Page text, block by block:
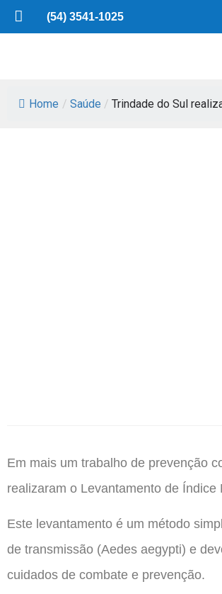
(54) 3541-1025
Home / Saúde / Trindade do Sul
Em mais um trabalho de prevenção
realizaram o Levantamento de
Este levantamento é um método
de transmissão (Aedes aegypti) e
cuidados de combate e prevenção.